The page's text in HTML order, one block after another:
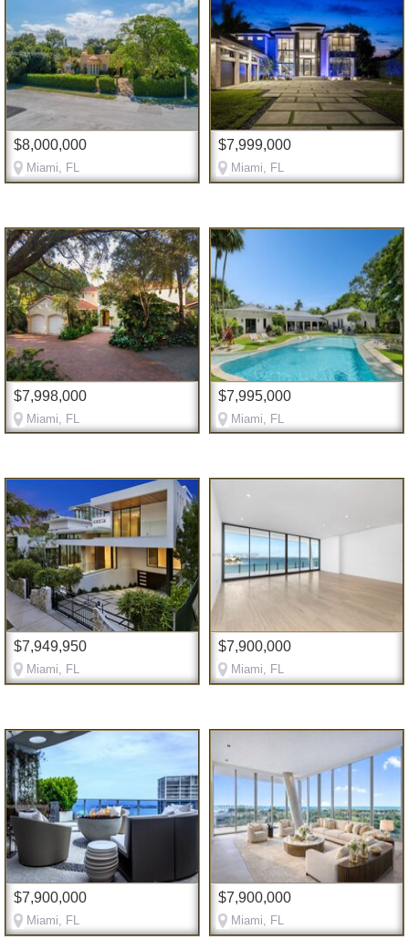
$8,000,000
Miami, FL
$7,999,000
Miami, FL
$7,998,000
Miami, FL
$7,995,000
Miami, FL
$7,949,950
Miami, FL
$7,900,000
Miami, FL
$7,900,000
Miami, FL
$7,900,000
Miami, FL